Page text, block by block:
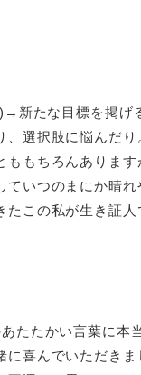
新たな目標を掲
選択肢に悩んだ
もちろんありま
いつのまにか晴
この私が生き証人
たたかい言葉に本
喜んでいただきま